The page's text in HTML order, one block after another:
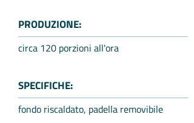
PRODUZIONE:
circa 120 porzioni all'ora
SPECIFICHE:
fondo riscaldato, padella removibile